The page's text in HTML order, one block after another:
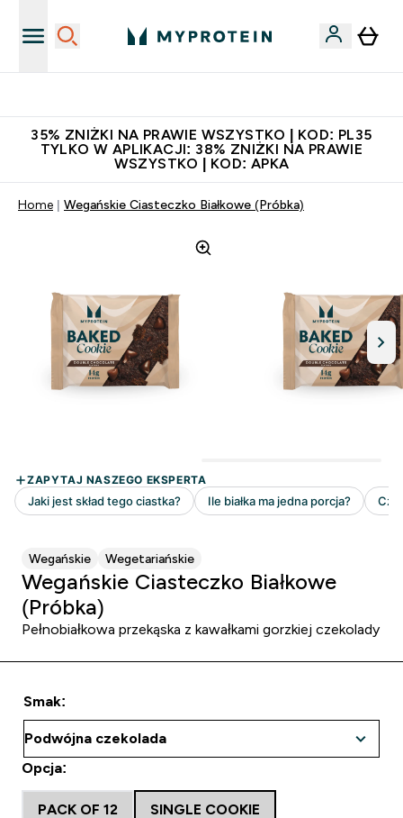
35% ZNIŻKI NA PRAWIE WSZYSTKO | KOD: PL35
TYLKO W APLIKACJI: 38% ZNIŻKI NA PRAWIE
WSZYSTKO | KOD: APKA
Home Wegańskie Ciasteczko Białkowe (Próbka)
Wegańskie Wegetariańskie
Wegańskie Ciasteczko Białkowe
(Próbka)
Pełnobiałkowa przekąska z kawałkami gorzkiej czekolady
Smak:
Opcja:
PACK OF 12 SINGLE COOKIE